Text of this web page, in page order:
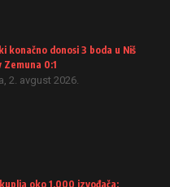
konačno donosi 3 boda u Niš
Zemuna 0:1
2. avgust 2026.
oko 1.000 izvođača: